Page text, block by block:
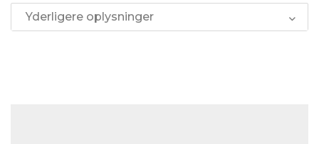
Yderligere oplysninger